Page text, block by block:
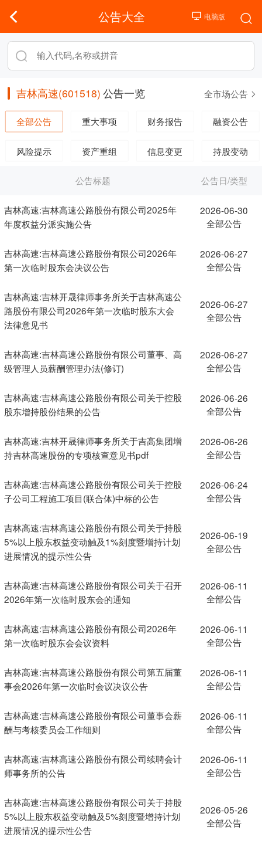
公告大全
吉林高速(601518) 公告一览 全市场公告
全部公告 重大事项 财务报告 融资公告
风险提示 资产重组 信息变更 持股变动
公告标题 公告日/类型
吉林高速:吉林高速公路股份有限公司2025年
年度权益分派实施公告
2026-06-30
全部公告
吉林高速:吉林高速公路股份有限公司2026年
第一次临时股东会决议公告
2026-06-27
全部公告
吉林高速:吉林开晟律师事务所关于吉林高速公
路股份有限公司2026年第一次临时股东大会
法律意见书
2026-06-27
全部公告
吉林高速:吉林高速公路股份有限公司董事、高
级管理人员薪酬管理办法(修订)
2026-06-27
全部公告
吉林高速:吉林高速公路股份有限公司关于控股
股东增持股份结果的公告
2026-06-26
全部公告
吉林高速:吉林开晟律师事务所关于吉高集团增
持吉林高速股份的专项核查意见书pdf
2026-06-26
全部公告
吉林高速:吉林高速公路股份有限公司关于控股
子公司工程施工项目(联合体)中标的公告
2026-06-24
全部公告
吉林高速:吉林高速公路股份有限公司关于持股
5%以上股东权益变动触及1%刻度暨增持计划
进展情况的提示性公告
2026-06-19
全部公告
吉林高速:吉林高速公路股份有限公司关于召开
2026年第一次临时股东会的通知
2026-06-11
全部公告
吉林高速:吉林高速公路股份有限公司2026年
第一次临时股东会会议资料
2026-06-11
全部公告
吉林高速:吉林高速公路股份有限公司第五届董
事会2026年第一次临时会议决议公告
2026-06-11
全部公告
吉林高速:吉林高速公路股份有限公司董事会薪
酬与考核委员会工作细则
2026-06-11
全部公告
吉林高速:吉林高速公路股份有限公司续聘会计
师事务所的公告
2026-06-11
全部公告
吉林高速:吉林高速公路股份有限公司关于持股
5%以上股东权益变动触及5%刻度暨增持计划
进展情况的提示性公告
2026-05-26
全部公告